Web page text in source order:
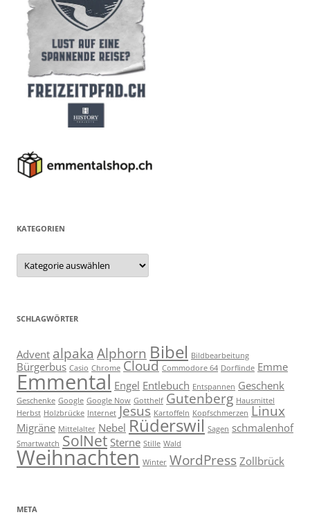
KATEGORIEN
Kategorien
SCHLAGWÖRTER
Advent alpaka Alphorn Bibel Bildbearbeitung
Bürgerbus Casio Chrome Cloud Commodore 64 Dorflinde Emme
Emmental Engel Entlebuch Entspannen Geschenk
Geschenke Google Google Now Gotthelf Gutenberg Hausmittel
Herbst Holzbrücke Internet Jesus Kartoffeln Kopfschmerzen Linux
Migräne Mittelalter Nebel Rüderswil Sagen schmalenhof
Smartwatch SolNet Sterne Stille Wald
Weihnachten Winter WordPress Zollbrück
META